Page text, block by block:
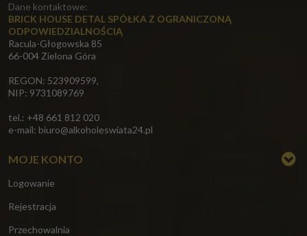
Dane kontaktowe:
BRICK HOUSE DETAL SPÓŁKA Z OGRANICZONĄ
ODPOWIEDZIALNOŚCIĄ
Racula-Głogowska 85
66-004 Zielona Góra
REGON: 523909599,
NIP: 9731089769
tel.: +48 661 812 020
e-mail: biuro@alkoholeswiata24.pl
MOJE KONTO
Logowanie
Rejestracja
Przechowalnia